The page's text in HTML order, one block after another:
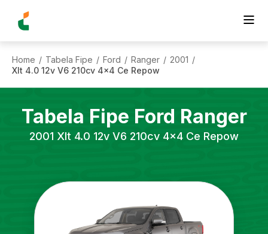
Home / Tabela Fipe / Ford / Ranger / 2001 /
Xlt 4.0 12v V6 210cv 4x4 Ce Repow
Tabela Fipe Ford Ranger
2001 Xlt 4.0 12v V6 210cv 4x4 Ce Repow